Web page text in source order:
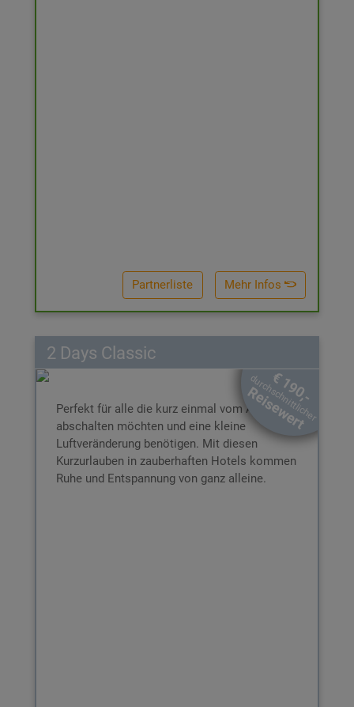
Mehr Infos
Partnerliste
2 Days Classic
€ 190,-
durchschnittlicher
Reisewert
Perfekt für alle die kurz einmal vom Alltag
abschalten möchten und eine kleine
Luftveränderung benötigen. Mit diesen
Kurzurlauben in zauberhaften Hotels kommen
Ruhe und Entspannung von ganz alleine.
€ 99,-
Inkl. Box und
Booklet
DAS ERWARTET SIE:
1 Nacht für 2 Personen im DZ
Inkl. Frühstücksbuffet
Inkl. € 30,- Wertgutschein für
Hotelleistungen
All-In-Betreuung bei der Buchung